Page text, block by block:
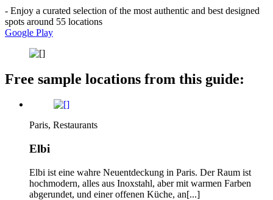
- Enjoy a curated selection of the most authentic and best designed
spots around 55 locations
Google Play
Free sample locations from this guide:
Paris, Restaurants
Elbi
Elbi ist eine wahre Neuentdeckung in Paris. Der Raum ist
hochmodern, alles aus Inoxstahl, aber mit warmen Farben
abgerundet, und einer offenen Küche, an[...]